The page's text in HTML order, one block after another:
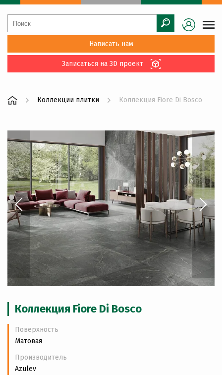
Написать нам
Записаться на 3D проект
Коллекции плитки Коллекция Fiore Di Bosco
Коллекция Fiore Di Bosco
Поверхность
Матовая
Производитель
Azulev